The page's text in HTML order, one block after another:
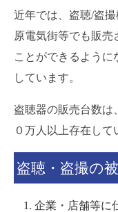
近年では、盗聴/盗
原電気街等でも販売
ことができるように
しています。
盗聴器の販売台数は
０万人以上存在して
盗聴・盗撮の
企業・店舗等に